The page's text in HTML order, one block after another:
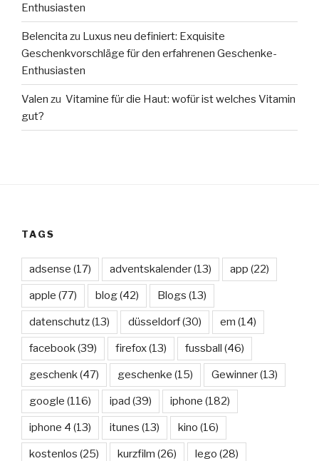
Enthusiasten
Belencita zu Luxus neu definiert: Exquisite
Geschenkvorschläge für den erfahrenen Geschenke-
Enthusiasten
Valen zu Vitamine für die Haut: wofür ist welches Vitamin
gut?
TAGS
adsense (17) adventskalender(13) app (22)
apple (77) blog(42) Blogs (13)
datenschutz(13) düsseldorf(30) em (14)
facebook(39) firefox(13) fussball (46)
geschenk(47) geschenke (15) Gewinner(13)
google (116) ipad (39) iphone (182)
iphone 4 (13) itunes (13) kino (16)
kostenlos (25) kurzfilm (26) lego (28)